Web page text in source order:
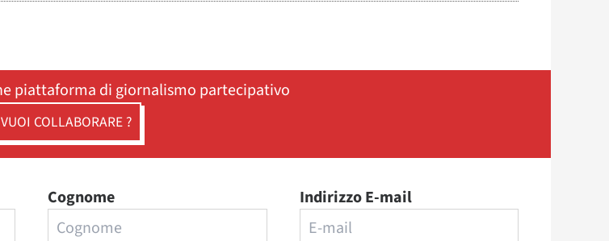
piattaforma di giornalismo partecipativo
VUOI COLLABORARE ?
Cognome Indirizzo E-mail